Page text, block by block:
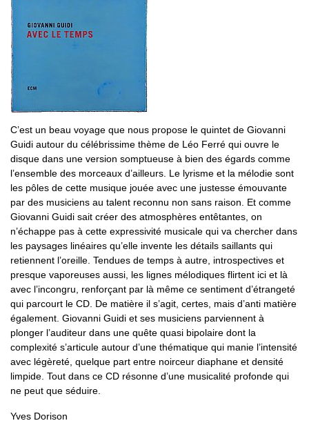
C’est un beau voyage que nous propose le quintet de Giovanni
Guidi autour du célébrissime thème de Léo Ferré qui ouvre le
disque dans une version somptueuse à bien des égards comme
l’ensemble des morceaux d’ailleurs. Le lyrisme et la mélodie sont
les pôles de cette musique jouée avec une justesse émouvante
par des musiciens au talent reconnu non sans raison. Et comme
Giovanni Guidi sait créer des atmosphères entêtantes, on
n’échappe pas à cette expressivité musicale qui va chercher dans
les paysages linéaires qu’elle invente les détails saillants qui
retiennent l’oreille. Tendues de temps à autre, introspectives et
presque vaporeuses aussi, les lignes mélodiques flirtent ici et là
avec l’incongru, renforçant par là même ce sentiment d’étrangeté
qui parcourt le CD. De matière il s’agit, certes, mais d’anti matière
également. Giovanni Guidi et ses musiciens parviennent à
plonger l’auditeur dans une quête quasi bipolaire dont la
complexité s’articule autour d’une thématique qui manie l’intensité
avec légèreté, quelque part entre noirceur diaphane et densité
limpide. Tout dans ce CD résonne d’une musicalité profonde qui
ne peut que séduire.
Yves Dorison